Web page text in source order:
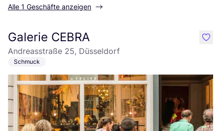
Alle 1 Geschäfte anzeigen
Galerie CEBRA
Andreasstraße 25, Düsseldorf
Schmuck
like